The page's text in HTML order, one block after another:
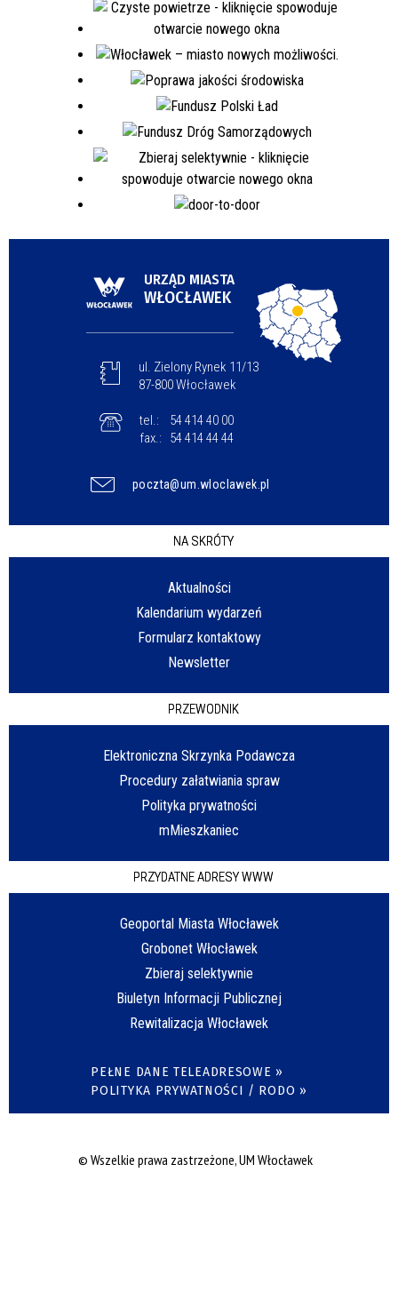
URZĄD MIASTA
WŁOCŁAWEK
ul. Zielony Rynek 11/13
87-800 Włocławek
tel.:
54 414 40 00
fax.:
54 414 44 44
poczta@um.wloclawek.pl
NA SKRÓTY
Aktualności
Kalendarium wydarzeń
Formularz kontaktowy
Newsletter
PRZEWODNIK
Elektroniczna Skrzynka Podawcza
Procedury załatwiania spraw
Polityka prywatności
mMieszkaniec
PRZYDATNE ADRESY WWW
Geoportal Miasta Włocławek
Grobonet Włocławek
Zbieraj selektywnie
Biuletyn Informacji Publicznej
Rewitalizacja Włocławek
PEŁNE DANE TELEADRESOWE »
POLITYKA PRYWATNOŚCI / RODO »
© Wszelkie prawa zastrzeżone, UM Włocławek